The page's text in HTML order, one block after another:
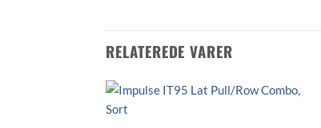
RELATEREDE VARER